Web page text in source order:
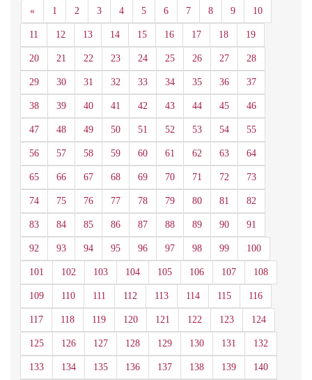
«Anterior
1 2 3 4 5 6 7 8 9 10
11 12 13 14 15 16 17 18 19
20 21 22 23 24 25 26 27 28
29 30 31 32 33 34 35 36 37
38 39 40 41 42 43 44 45 46
47 48 49 50 51 52 53 54 55
56 57 58 59 60 61 62 63 64
65 66 67 68 69 70 71 72 73
74 75 76 77 78 79 80 81 82
83 84 85 86 87 88 89 90 91
92 93 94 95 96 97 98 99 100
101 102 103 104 105 106 107 108
109 110 111 112 113 114 115 116
117 118 119 120 121 122 123 124
125 126 127 128 129 130 131 132
133 134 135 136 137 138 139 140